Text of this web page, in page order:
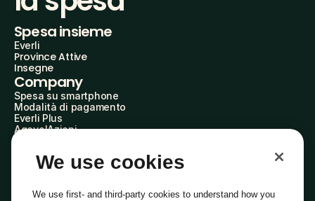
Spesa insieme
Everli
Province Attive
Insegne
Company
Spesa su smartphone
Modalità di pagamento
Everli Plus
AgevolAzioni
Everli Shoppers
Scopri chi siamo
We use cookies
We use first- and third-party cookies to understand how you